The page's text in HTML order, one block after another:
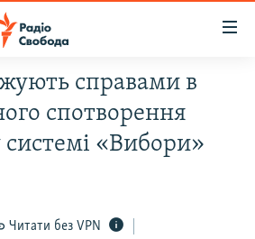
РОКІВ
справами в
спотворення
системі «Вибори»
Читати без VPN